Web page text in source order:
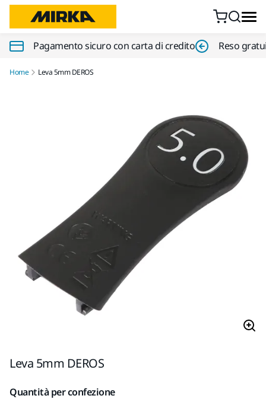
Pagamento sicuro con carta di credito Reso
Home Leva 5mm DEROS
Leva 5mm DEROS
Quantità per confezione